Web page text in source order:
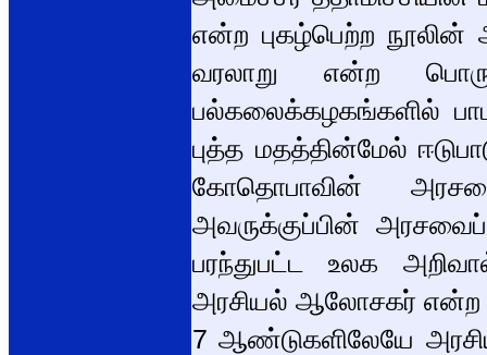
என்ற புகழ்பெற்ற நூலின்
வரலாறு என்ற
பல்கலைக்கழகங்களில்
புத்த மதத்தின்மேல்
கோதொபாவின்
அவருக்குப்பின்
பரந்துபட்ட உலக
அரசியல் ஆலோசகர் என்ற
7 ஆண்டுகளிலேயே